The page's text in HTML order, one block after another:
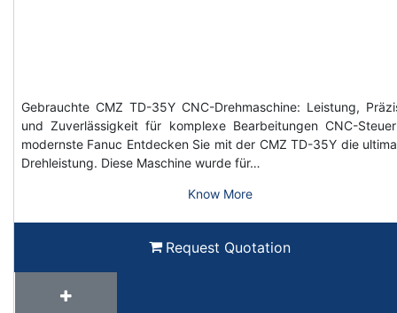
Gebrauchte CMZ TD-35Y CNC-Drehmaschine: Leistung,
und Zuverlässigkeit für komplexe Bearbeitungen CNC-
modernste Fanuc Entdecken Sie mit der CMZ TD-35Y die
Drehleistung. Diese Maschine wurde für…
Know More
Request Quotation